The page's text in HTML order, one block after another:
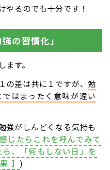
やるのでも十分です！
の習慣化」
す。
差は共に１ですが、 勉
はまったく意味が違い
強がしんどくなる気持も
じたらこれを呼んでみて
、「何もしない日」を
】 )